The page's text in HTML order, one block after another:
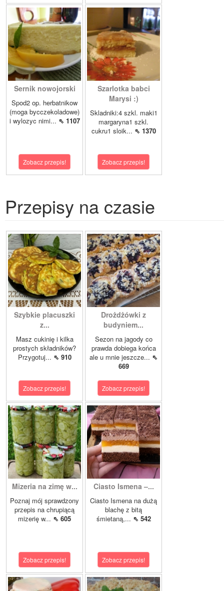
Sernik nowojorski
Spod2 op. herbatnikow
(moga bycczekoladowe)
i wylozyc nimi... ⇖ 1107
Zobacz przepis!
Szarlotka babci
Marysi :)
Skladniki:4 szkl. maki1
margaryna1 szkl.
cukru1 sloik... ⇖ 1370
Zobacz przepis!
Przepisy na czasie
Szybkie placuszki
z...
Masz cukinię i kilka
prostych składników?
Przygotuj... ⇖ 910
Zobacz przepis!
Drożdżówki z
budyniem...
Sezon na jagody co
prawda dobiega końca
ale u mnie jeszcze... ⇖
669
Zobacz przepis!
Mizeria na zimę w...
Poznaj mój sprawdzony
przepis na chrupiącą
mizerię w... ⇖ 605
Zobacz przepis!
Ciasto Ismena –...
Ciasto Ismena na dużą
blachę z bitą
śmietaną,... ⇖ 542
Zobacz przepis!